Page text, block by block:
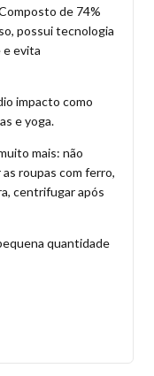
de 74%
possui tecnologia
e evita
impacto como
e yoga.
mais: não
roupas com ferro,
centrifugar após
quantidade